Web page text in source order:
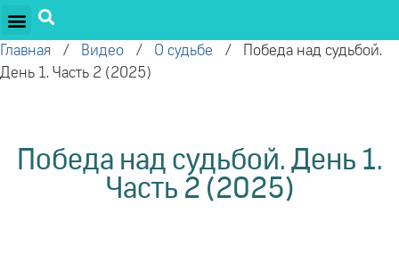
Главная / Видео / О судьбе /
Победа над судьбой.
День 1. Часть 2 (2025)
Победа над судьбой. День 1.
Часть 2 (2025)